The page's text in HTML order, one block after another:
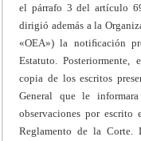
el párrafo 3 del artículo
dirigió además a la
«OEA») la notiﬁcación
Estatuto. Posteriormente,
copia de los escritos
General que le
observaciones por
Reglamento de la